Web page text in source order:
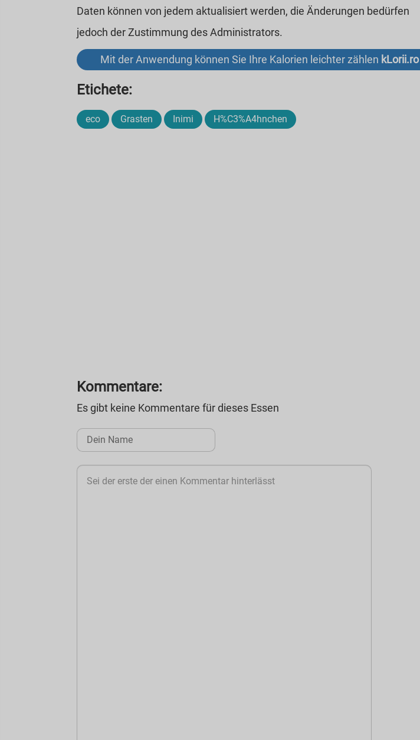
Daten können von jedem aktualisiert werden, die Änderungen bedürfen
jedoch der Zustimmung des Administrators.
Mit der Anwendung können Sie Ihre Kalorien leichter zählen kLorii.ro
Etichete:
eco Grasten Inimi H%C3%A4hnchen
Kommentare:
Es gibt keine Kommentare für dieses Essen